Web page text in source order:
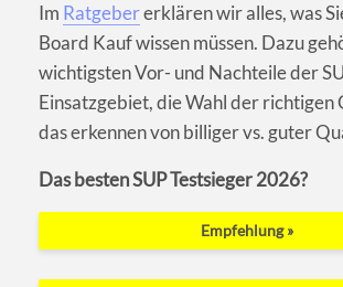
Im Ratgebererklären wir alles, was
Board Kauf wissen müssen. Dazu
wichtigsten Vor- und Nachteile der
Einsatzgebiet, die Wahl der richtigen
das erkennen von billiger vs. guter
Das besten SUP Testsieger 2026?
Empfehlung »